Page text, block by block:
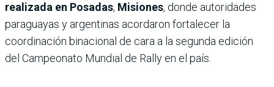
realizada en Posadas, Misiones, donde autoridades
paraguayas y argentinas acordaron fortalecer la
coordinación binacional de cara a la segunda edición
del Campeonato Mundial de Rally en el país.